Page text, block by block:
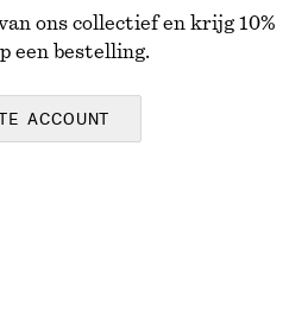
ons collectief en krijg 10%
een bestelling.
ACCOUNT